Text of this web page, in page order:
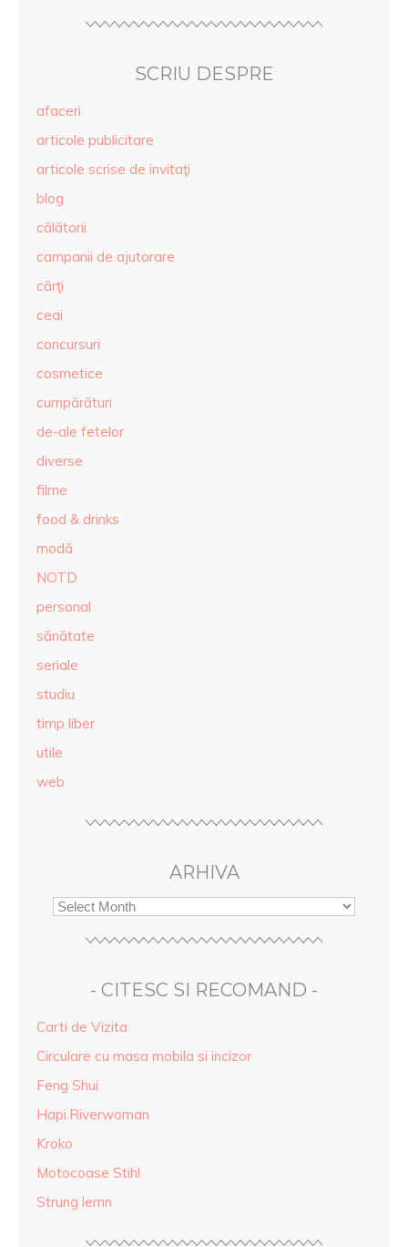
SCRIU DESPRE
afaceri
articole publicitare
articole scrise de invitaţi
blog
călătorii
campanii de ajutorare
cărţi
ceai
concursuri
cosmetice
cumpărături
de-ale fetelor
diverse
filme
food & drinks
modă
NOTD
personal
sănătate
seriale
studiu
timp liber
utile
web
ARHIVA
- CITESC SI RECOMAND -
Carti de Vizita
Circulare cu masa mobila si incizor
Feng Shui
Hapi.Riverwoman
Kroko
Motocoase Stihl
Strung lemn